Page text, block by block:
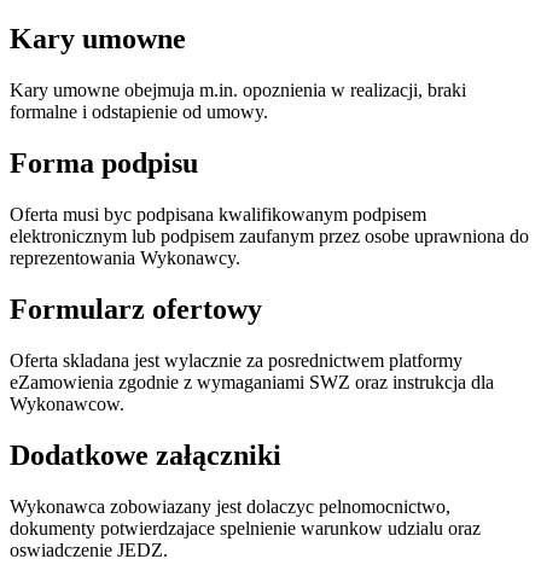
Kary umowne
Kary umowne obejmuja m.in. opoznienia w realizacji, braki
formalne i odstapienie od umowy.
Forma podpisu
Oferta musi byc podpisana kwalifikowanym podpisem
elektronicznym lub podpisem zaufanym przez osobe uprawniona do
reprezentowania Wykonawcy.
Formularz ofertowy
Oferta skladana jest wylacznie za posrednictwem platformy
eZamowienia zgodnie z wymaganiami SWZ oraz instrukcja dla
Wykonawcow.
Dodatkowe załączniki
Wykonawca zobowiazany jest dolaczyc pelnomocnictwo,
dokumenty potwierdzajace spelnienie warunkow udzialu oraz
oswiadczenie JEDZ.